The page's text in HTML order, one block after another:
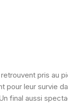
pris au
leur survie
final aussi